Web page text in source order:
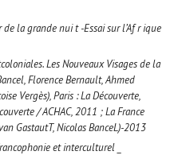
la grande nui t -Essai sur l’Af r ique
Les Nouveaux Visages de la
Florence Bernault, Ahmed
Vergès), Paris : La Découverte,
/ ACHAC, 2011 ; La France
GastautT, Nicolas BanceL)-2013
et interculturel _